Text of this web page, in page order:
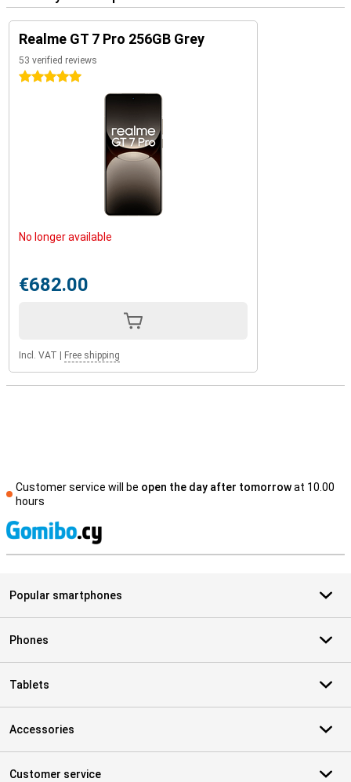
Realme GT 7 Pro 256GB Grey
53 verified reviews
5 stars
No longer available
€682.00
Incl. VAT Free shipping
Customer service will be open the day after tomorrowat 10.00
hours
Popular smartphones
Phones
Tablets
Accessories
Customer service